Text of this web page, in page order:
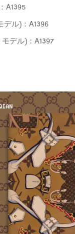
A1395
デル)：A1396
デル)：A1397